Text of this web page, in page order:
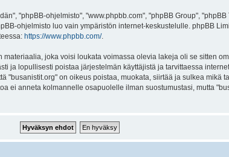
"phpBB-ohjelmisto", "www.phpbb.com", "phpBB Group",
ohjelmisto luo vain ympäristön internet-keskustelulle. phpBB
https://www.phpbb.com/.
joka voisi loukata voimassa olevia lakeja oli se sitten
ja lopullisesti poistaa järjestelmän käyttäjistä ja tarvittaessa
"busanistit.org" on oikeus poistaa, muokata, siirtää ja sulkea mikä
ei anneta kolmannelle osapuolelle ilman suostumustasi, mutta